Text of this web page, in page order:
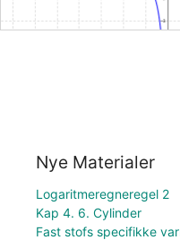
Nye Materialer
Logaritmeregneregel 2
Kap 4. 6. Cylinder
Fast stofs specifikke